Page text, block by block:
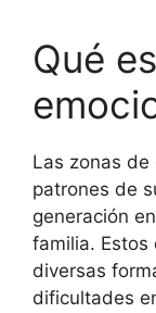
Qué
Las zonas
patrones de
generación
familia. Estos
diversas
dificultades